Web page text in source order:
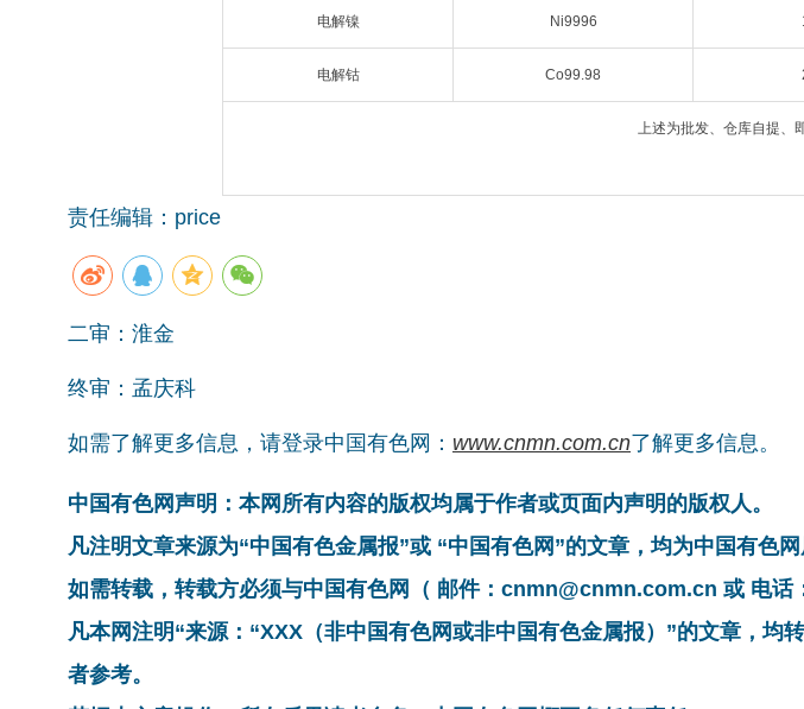
电解镍 Ni9996
电解钴 Co99.98
上述为批发、仓库自提、
责任编辑：price
二审：淮金
终审：孟庆科
如需了解更多信息，请登录中国有色网： www.cnmn.com.cn了解更多信息。
中国有色网声明：本网所有内容的版权均属于作者或页面内声明的版权人。
凡注明文章来源为“中国有色金属报”或 “中国有色网”的文章，均为中国有色
如需转载，转载方必须与中国有色网（ 邮件：cnmn@cnmn.com.cn 或 电话
凡本网注明“来源：“XXX（非中国有色网或非中国有色金属报）”的文章，
者参考。